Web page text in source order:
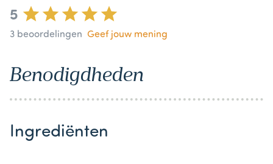
5
3 beoordelingen Geef jouw mening
Benodigdheden
Ingrediënten